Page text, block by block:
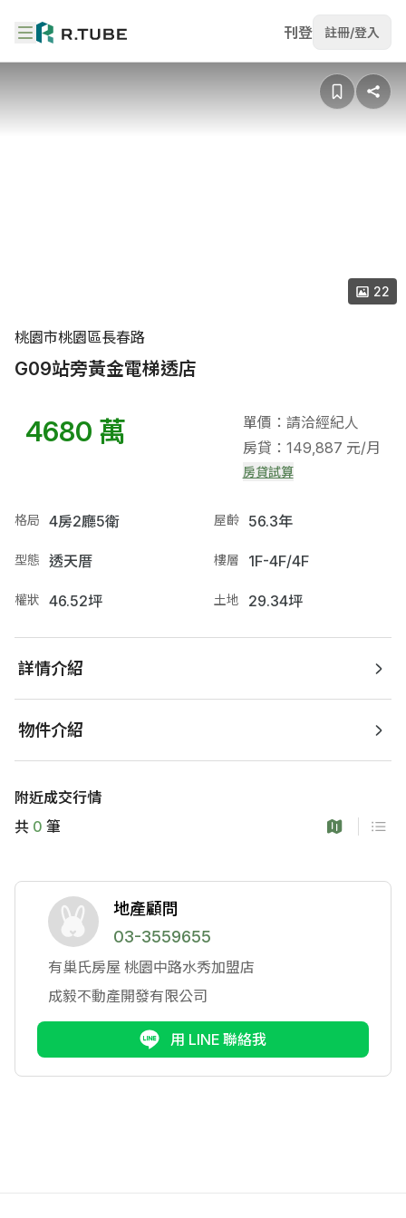
刊登 註冊/登入
桃園市桃園區長春路
G09站旁黃金電梯透店
22
4680 萬
單價：請洽經紀人
房貸：149,887 元/月
房貸試算
格局 4房2廳5衛 屋齡 56.3年
型態 透天厝 樓層 1F-4F/4F
權狀 46.52坪 土地 29.34坪
詳情介紹
物件介紹
附近成交行情
共 0 筆
地產顧問
03-3559655
有巢氏房屋 桃園中路水秀加盟店
成毅不動產開發有限公司
用 LINE 聯絡我